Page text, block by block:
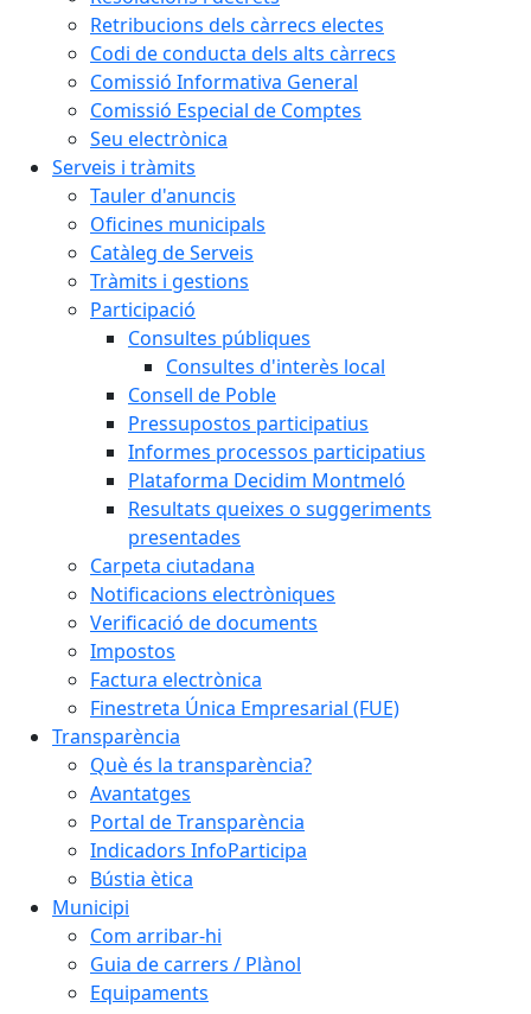
Retribucions dels càrrecs electes
Codi de conducta dels alts càrrecs
Comissió Informativa General
Comissió Especial de Comptes
Seu electrònica
Serveis i tràmits
Tauler d'anuncis
Oficines municipals
Catàleg de Serveis
Tràmits i gestions
Participació
Consultes públiques
Consultes d'interès local
Consell de Poble
Pressupostos participatius
Informes processos participatius
Plataforma Decidim Montmeló
Resultats queixes o suggeriments
presentades
Carpeta ciutadana
Notificacions electròniques
Verificació de documents
Impostos
Factura electrònica
Finestreta Única Empresarial (FUE)
Transparència
Què és la transparència?
Avantatges
Portal de Transparència
Indicadors InfoParticipa
Bústia ètica
Municipi
Com arribar-hi
Guia de carrers / Plànol
Equipaments